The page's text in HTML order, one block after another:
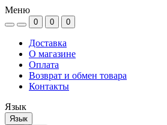
Меню
0 0 0
Доставка
О магазине
Оплата
Возврат и обмен товара
Контакты
Язык
Язык